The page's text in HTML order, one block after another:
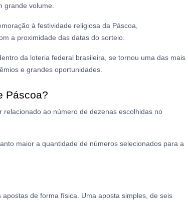
grande volume.
à festividade religiosa da Páscoa,
a proximidade das datas do sorteio.
da loteria federal brasileira, se tornou uma das mais
e grandes oportunidades.
Páscoa?
ao número de dezenas escolhidas no
maior a quantidade de números selecionados para a
de forma física. Uma aposta simples, de seis